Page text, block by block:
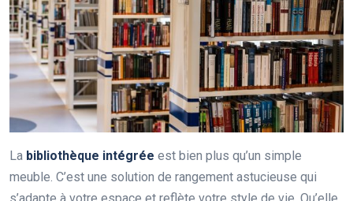
La bibliothèque intégrée est bien plus qu’un simple
meuble. C’est une solution de rangement astucieuse qui